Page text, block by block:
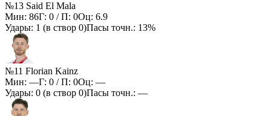
№13 Said El Mala
Мин: 86Г: 0 / П: 0Оц: 6.9
Удары: 1 (в створ 0)Пасы точн.: 13%
№11 Florian Kainz
Мин: —Г: 0 / П: 0Оц: —
Удары: 0 (в створ 0)Пасы точн.: —